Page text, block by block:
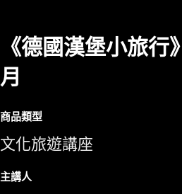
《德國漢堡小旅行
月
商品類型
文化旅遊講座
主講人